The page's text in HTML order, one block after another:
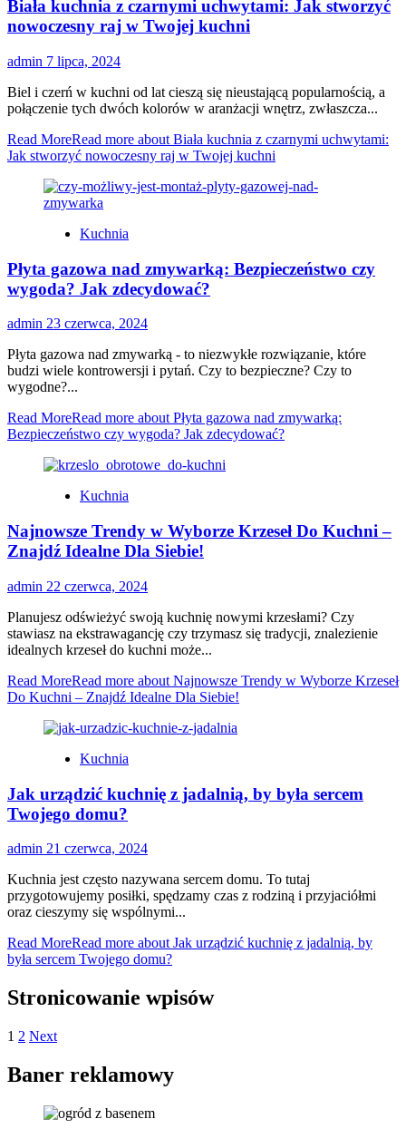
Biała kuchnia z czarnymi uchwytami: Jak stworzyć
nowoczesny raj w Twojej kuchni
admin 7 lipca, 2024
Biel i czerń w kuchni od lat cieszą się nieustającą popularnością, a
połączenie tych dwóch kolorów w aranżacji wnętrz, zwłaszcza...
Read MoreRead more about Biała kuchnia z czarnymi uchwytami:
Jak stworzyć nowoczesny raj w Twojej kuchni
Kuchnia
Płyta gazowa nad zmywarką: Bezpieczeństwo czy
wygoda? Jak zdecydować?
admin 23 czerwca, 2024
Płyta gazowa nad zmywarką - to niezwykłe rozwiązanie, które
budzi wiele kontrowersji i pytań. Czy to bezpieczne? Czy to
wygodne?...
Read MoreRead more about Płyta gazowa nad zmywarką:
Bezpieczeństwo czy wygoda? Jak zdecydować?
Kuchnia
Najnowsze Trendy w Wyborze Krzeseł Do Kuchni –
Znajdź Idealne Dla Siebie!
admin 22 czerwca, 2024
Planujesz odświeżyć swoją kuchnię nowymi krzesłami? Czy
stawiasz na ekstrawagancję czy trzymasz się tradycji, znalezienie
idealnych krzeseł do kuchni może...
Read MoreRead more about Najnowsze Trendy w Wyborze Krzeseł
Do Kuchni – Znajdź Idealne Dla Siebie!
Kuchnia
Jak urządzić kuchnię z jadalnią, by była sercem
Twojego domu?
admin 21 czerwca, 2024
Kuchnia jest często nazywana sercem domu. To tutaj
przygotowujemy posiłki, spędzamy czas z rodziną i przyjaciółmi
oraz cieszymy się wspólnymi...
Read MoreRead more about Jak urządzić kuchnię z jadalnią, by
była sercem Twojego domu?
Stronicowanie wpisów
1 2 Next
Baner reklamowy